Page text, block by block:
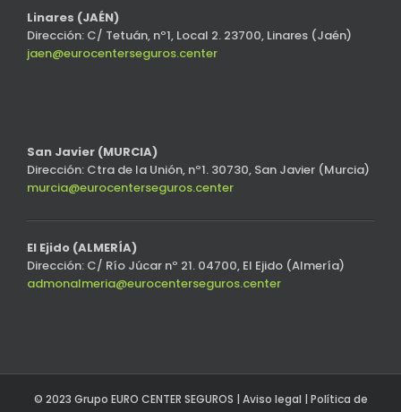
Linares (JAÉN)
Dirección: C/ Tetuán, nº1, Local 2. 23700, Linares (Jaén)
jaen@eurocenterseguros.center
San Javier (MURCIA)
Dirección: Ctra de la Unión, nº1. 30730, San Javier (Murcia)
murcia@eurocenterseguros.center
El Ejido (ALMERÍA)
Dirección: C/ Río Júcar nº 21. 04700, El Ejido (Almería)
admonalmeria@eurocenterseguros.center
© 2023 Grupo EURO CENTER SEGUROS | Aviso legal | Política de